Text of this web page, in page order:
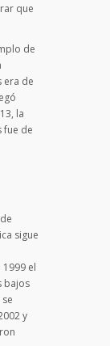
que
de
era de
la
fue de
sigue
el
bajos
y